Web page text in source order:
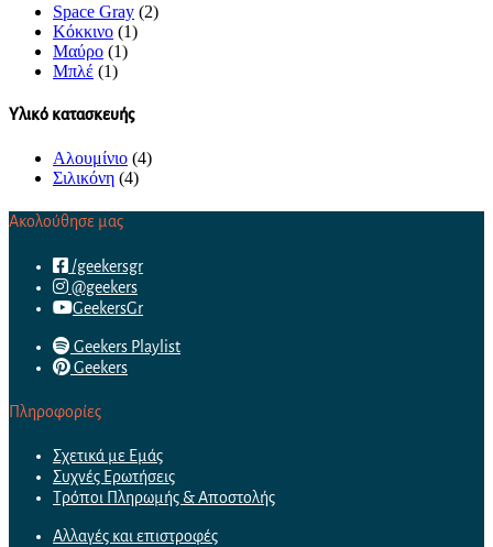
Space Gray (2)
Κόκκινο (1)
Μαύρο (1)
Μπλέ (1)
Υλικό κατασκευής
Αλουμίνιο (4)
Σιλικόνη (4)
Ακολούθησε μας
/geekersgr
@geekers
GeekersGr
Geekers Playlist
Geekers
Πληροφορίες
Σχετικά με Εμάς
Συχνές Ερωτήσεις
Τρόποι Πληρωμής & Αποστολής
Αλλαγές και επιστροφές